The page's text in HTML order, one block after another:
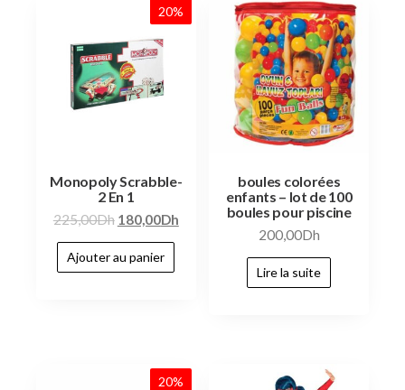
20%
Monopoly Scrabble-
2 En 1
225,00Dh 180,00Dh
Ajouter au panier
boules colorées
enfants – lot de 100
boules pour piscine
200,00Dh
Lire la suite
20%